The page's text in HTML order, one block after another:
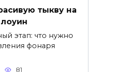
тыкву на
этап: что нужно
фонаря
81